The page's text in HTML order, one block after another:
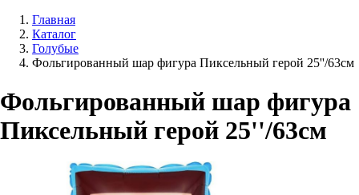
Главная
Каталог
Голубые
Фольгированный шар фигура Пиксельный герой 25''/63см
Фольгированный шар фигура
Пиксельный герой 25''/63см